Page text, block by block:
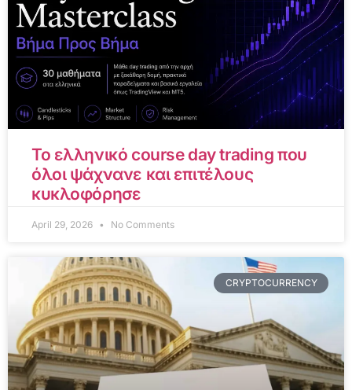
Το ελληνικό course day trading που
όλοι ψάχνανε και επιτέλους
κυκλοφόρησε
April 29, 2026 No Comments
CRYPTOCURRENCY